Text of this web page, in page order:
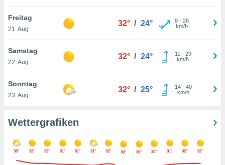
können
von
und
klicken.
und
Freitag
21. Aug
32° / 24° 8- 26
km/h
Samstag
22. Aug
32° / 24° 11 - 29
km/h
Sonntag
23. Aug
32° / 25° 14- 40
km/h
Wettergrafiken
33° 32° 32° 31° 31° 31° 32° 30° 30° 30° 31° 32° 32°